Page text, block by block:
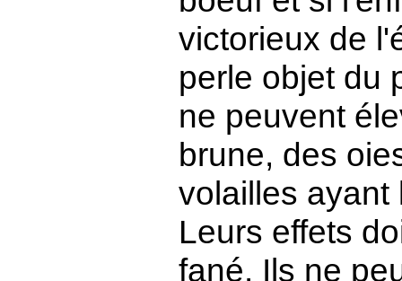
victorieux de
perle objet du
ne peuvent
brune, des
volailles ayant
Leurs effets
fané. Ils ne